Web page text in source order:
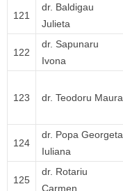
121
dr. Baldigau
Julieta
122
dr. Sapunaru
Ivona
123 dr. Teodoru Maura
124
dr. Popa Georgeta
Iuliana
125
dr. Rotariu
Carmen